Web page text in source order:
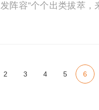
发阵容”个个出类拔萃，来自16个
2 3 4 5 6